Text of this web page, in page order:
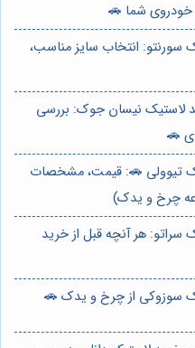
خودروی شما 🚗
سورنتو: انتخاب سایز مناسب،
لاستیک نیسان جوک: بررسی
🚗
تیوولی 🚗: قیمت، مشخصات
چرخ و یدک)
سراتو: هر آنچه قبل از خرید
سوزوکی از چرخ و یدک 🚗